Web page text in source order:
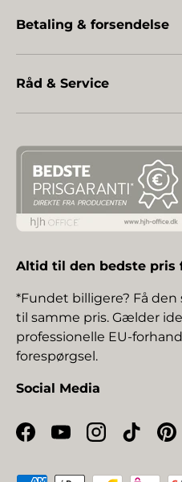
Betaling & forsendelse
Råd & Service
Altid til den bedste pris
*Fundet billigere? Få
til samme pris. Gælder
professionelle EU-
forespørgsel.
Social Media
Facebook
YouTubeInstagram
TikTok